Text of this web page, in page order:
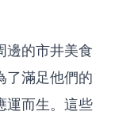
邊的市井美食
了滿足他們的
運而生。這些